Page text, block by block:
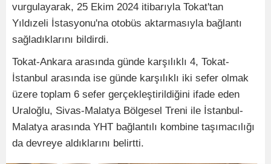
vurgulayarak, 25 Ekim 2024 itibarıyla Tokat'tan
Yıldızeli İstasyonu'na otobüs aktarmasıyla bağlantı
sağladıklarını bildirdi.
Tokat-Ankara arasında günde karşılıklı 4, Tokat-
İstanbul arasında ise günde karşılıklı iki sefer olmak
üzere toplam 6 sefer gerçekleştirildiğini ifade eden
Uraloğlu, Sivas-Malatya Bölgesel Treni ile İstanbul-
Malatya arasında YHT bağlantılı kombine taşımacılığı
da devreye aldıklarını belirtti.